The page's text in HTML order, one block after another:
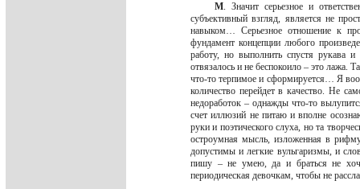
М. Значит серьезное и
субъективный взгляд, является не
навыком… Серьезное отношение к
фундамент концепции любого
работу, но выполнить спустя рукава
отвязалось и не беспокоило – это лажа.
что-то терпимое и сформируется… Я
количество перейдет в качество. Не
недоработок – однажды что-то
счет иллюзий не питаю и вполне
руки и поэтического слуха, но та
остроумная мысль, изложенная в
допустимы и легкие вульгаризмы, и
пишу – не умею, да и браться не
периодическая девочкам, чтобы не